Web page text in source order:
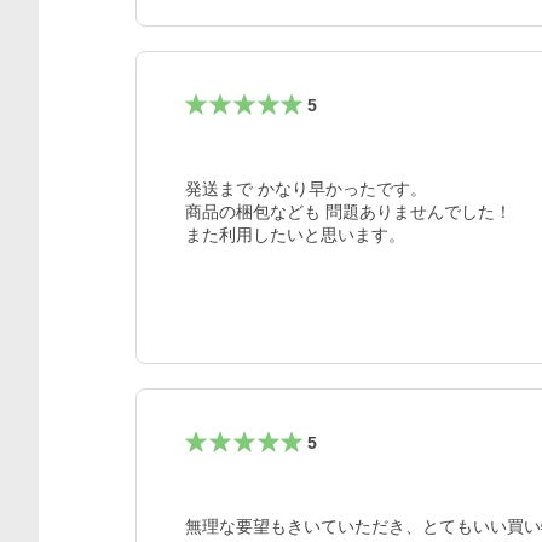
5
発送まで かなり早かったです。
商品の梱包なども 問題ありませんでした！
また利用したいと思います。
5
無理な要望もきいていただき、とてもいい買